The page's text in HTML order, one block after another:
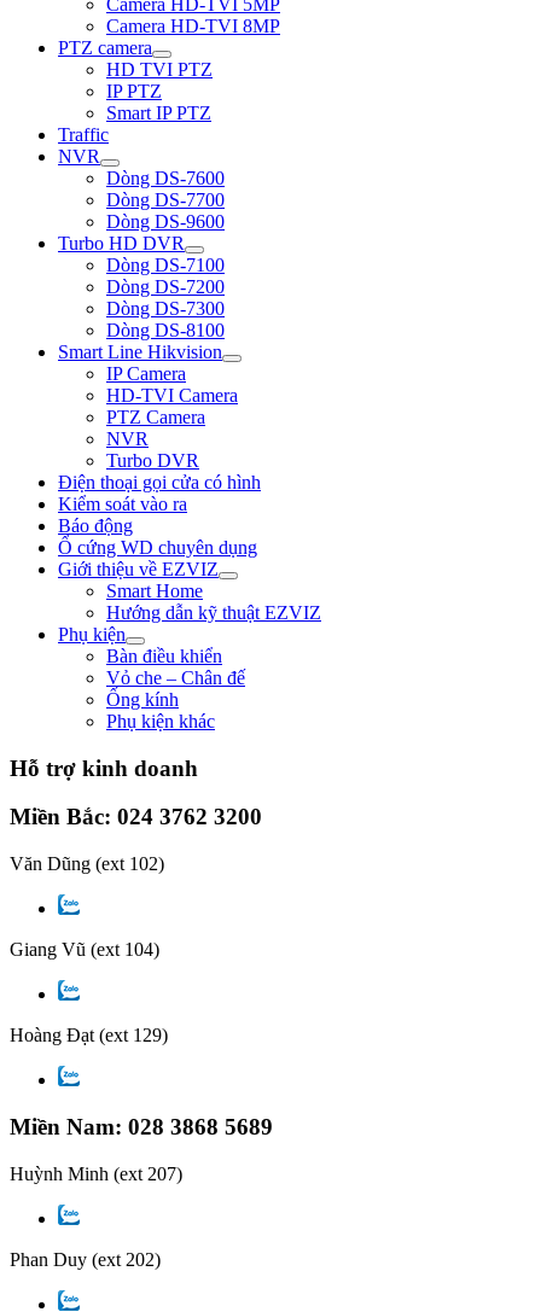
Camera HD-TVI 5MP
Camera HD-TVI 8MP
PTZ camera
HD TVI PTZ
IP PTZ
Smart IP PTZ
Traffic
NVR
Dòng DS-7600
Dòng DS-7700
Dòng DS-9600
Turbo HD DVR
Dòng DS-7100
Dòng DS-7200
Dòng DS-7300
Dòng DS-8100
Smart Line Hikvision
IP Camera
HD-TVI Camera
PTZ Camera
NVR
Turbo DVR
Điện thoại gọi cửa có hình
Kiểm soát vào ra
Báo động
Ổ cứng WD chuyên dụng
Giới thiệu về EZVIZ
Smart Home
Hướng dẫn kỹ thuật EZVIZ
Phụ kiện
Bàn điều khiển
Vỏ che – Chân đế
Ống kính
Phụ kiện khác
Hỗ trợ kinh doanh
Miền Bắc: 024 3762 3200
Văn Dũng (ext 102)
Giang Vũ (ext 104)
Hoàng Đạt (ext 129)
Miền Nam: 028 3868 5689
Huỳnh Minh (ext 207)
Phan Duy (ext 202)